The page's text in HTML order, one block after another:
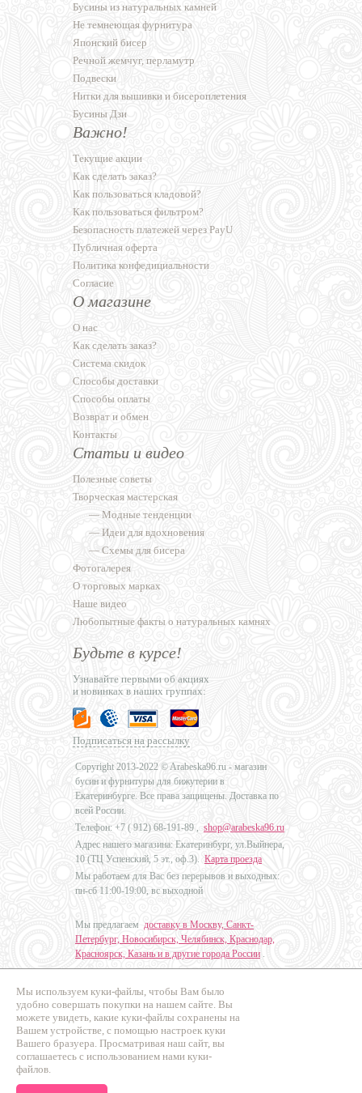
Мы используем куки-файлы, чтобы Вам было
удобно совершать покупки на нашем сайте. Вы
можете увидеть, какие куки-файлы сохранены на
Вашем устройстве, с помощью настроек куки
Вашего бразуера. Просматривая наш сайт, вы
соглашаетесь с использованием нами куки-
файлов.
Бусины из натуральных камней
Не темнеющая фурнитура
Японский бисер
Речной жемчуг, перламутр
Подвески
Нитки для вышивки и бисероплетения
Бусины Дзи
Важно!
Текущие акции
Как сделать заказ?
Как пользоваться кладовой?
Как пользоваться фильтром?
Безопасность платежей через PayU
Публичная оферта
Политика конфедициальности
Согласие
О магазине
О нас
Как сделать заказ?
Система скидок
Способы доставки
Способы оплаты
Возврат и обмен
Контакты
Статьи и видео
Полезные советы
Творческая мастерская
— Модные тенденции
— Идеи для вдохновения
— Схемы для бисера
Фотогалерея
О торговых марках
Наше видео
Любопытные факты о натуральных камнях
Будьте в курсе!
Узнавайте первыми об акциях
и новинках в наших группах:
Подписаться на рассылку
Copyright 2013-2022 © Arabeska96.ru - магазин
бусин и фурнитуры для бижутерии в
Екатеринбурге. Все права защищены. Доставка по
всей России.
Телефон: +7 ( 912) 68-191-89 , shop@arabeska96.ru
Адрес нашего магазина: Екатеринбург, ул.Выйнера,
10 (ТЦ Успенский, 5 эт., оф.3). Карта проезда
Мы работаем для Вас без перерывов и выходных:
пн-сб 11:00-19:00, вс выходной
Мы предлагаем доставку в Москву, Санкт-
Петербург, Новосибирск, Челябинск, Краснодар,
Красноярск, Казань и в другие города России .
Дизайн - Наталья Мальцева
Продвижение сайтов
Промо Эксперт